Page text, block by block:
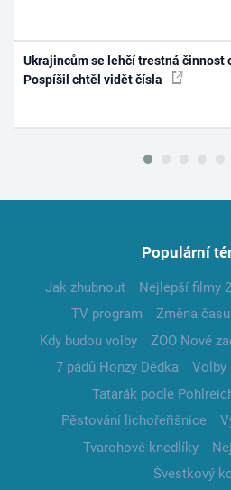
Ukrajincům se lehčí trestná činnost
Pospíšil chtěl vidět čísla
Populární
Jak zhubnout Nejlepší filmy
TV program
Změna času
Kdy budou volby
ZOO Nové
7 pádů Honzy Dědka
Volby
Tatarák podle
Pěstování lichořeřišnice
Tvarohové knedlíky
Švestkový